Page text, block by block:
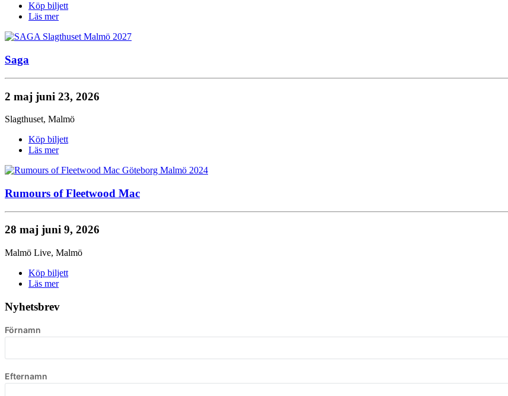
Köp biljett
Läs mer
Saga
2 maj juni 23, 2026
Slagthuset, Malmö
Köp biljett
Läs mer
Rumours of Fleetwood Mac
28 maj juni 9, 2026
Malmö Live, Malmö
Köp biljett
Läs mer
Nyhetsbrev
Förnamn
Efternamn